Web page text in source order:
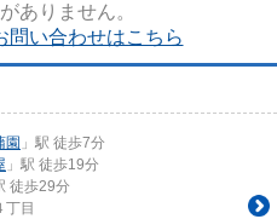
ありません。
問い合わせはこちら
園 」駅 徒歩7分
」駅 徒歩19分
徒歩29分
丁目